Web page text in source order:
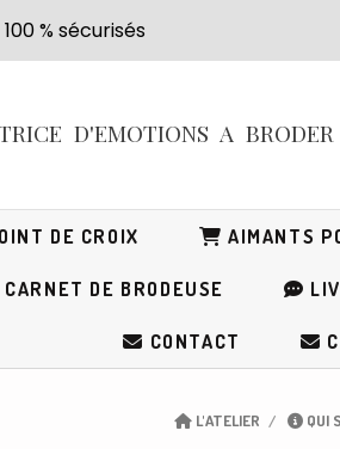
100 % sécurisés
D'EMOTIONS A BRODER
DE CROIX AIMANTS
CARNET DE BRODEUSE
CONTACT
L'ATELIER QUI